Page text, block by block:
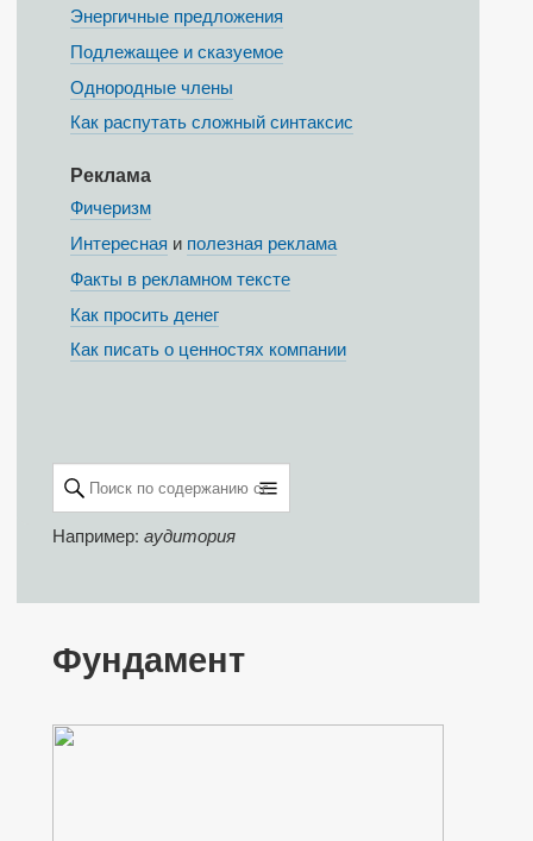
Энергичные предложения
Подлежащее и сказуемое
Однородные члены
Как распутать сложный синтаксис
Реклама
Фичеризм
Интересная и полезная реклама
Факты в рекламном тексте
Как просить денег
Как писать о ценностях компании
Например: аудитория
Фундамент